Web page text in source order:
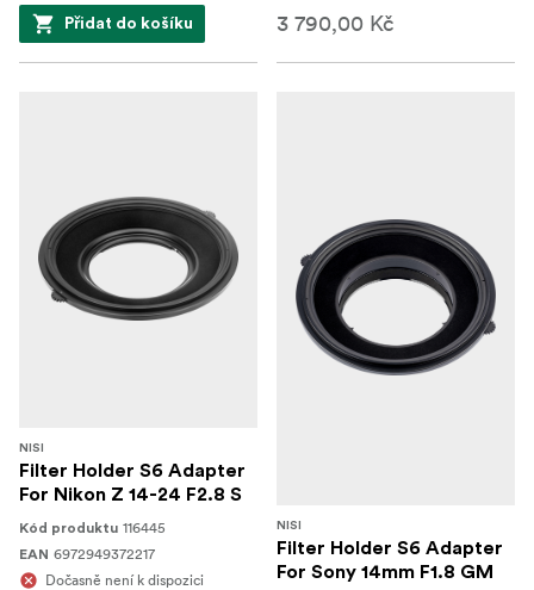
Přidat do košíku 3 790,00 Kč
NISI
Filter Holder S6 Adapter
For Nikon Z 14-24 F2.8 S
Kód produktu 116445
EAN 6972949372217
Dočasně není k dispozici
NISI
Filter Holder S6 Adapter
For Sony 14mm F1.8 GM